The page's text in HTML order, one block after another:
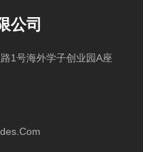
公司
1号海外学子创业园A座